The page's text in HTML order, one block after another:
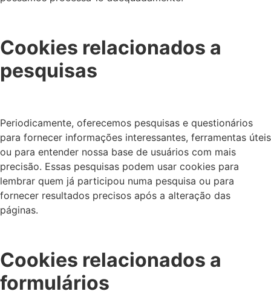
Cookies relacionados a
pesquisas
Periodicamente, oferecemos pesquisas e questionários
para fornecer informações interessantes, ferramentas úteis
ou para entender nossa base de usuários com mais
precisão. Essas pesquisas podem usar cookies para
lembrar quem já participou numa pesquisa ou para
fornecer resultados precisos após a alteração das
páginas.
Cookies relacionados a
formulários